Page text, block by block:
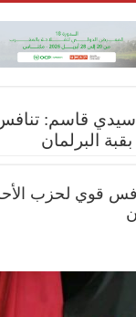
سيدي قاسم:
البرلمان
قوي لحزب